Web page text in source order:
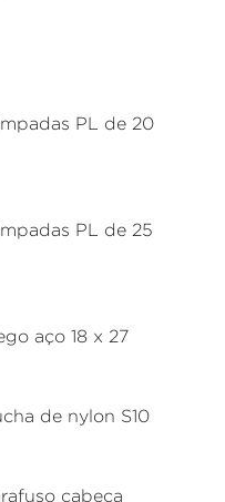
PL de 20
PL de 25
18 x 27
nylon S10
cabeça